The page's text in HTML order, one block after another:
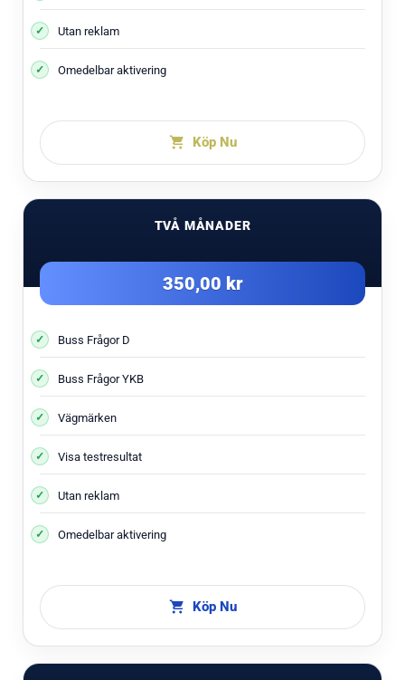
Utan reklam
Omedelbar aktivering
Köp Nu
TVÅ MÅNADER
350,00 kr
Buss Frågor D
Buss Frågor YKB
Vägmärken
Visa testresultat
Utan reklam
Omedelbar aktivering
Köp Nu